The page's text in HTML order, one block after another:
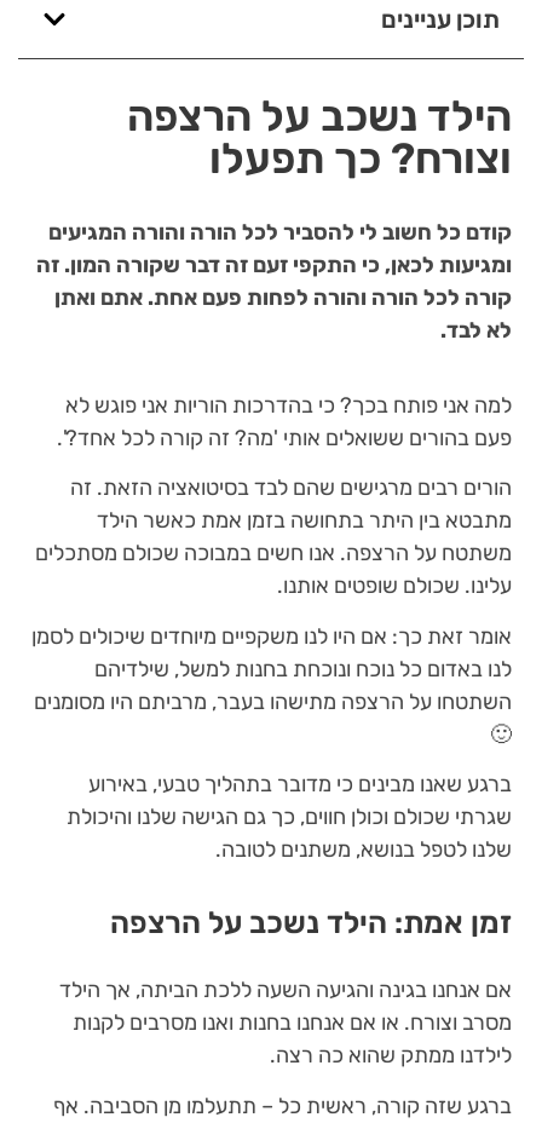
תוכן עניינים
הילד נשכב על הרצפה
וצורח? כך תפעלו
קודם כל חשוב לי להסביר לכל הורה והורה המגיעים
ומגיעות לכאן, כי התקפי זעם זה דבר שקורה המון. זה
קורה לכל הורה והורה לפחות פעם אחת. אתם ואתן
לא לבד.
למה אני פותח בכך? כי בהדרכות הוריות אני פוגש לא
פעם בהורים ששואלים אותי 'מה? זה קורה לכל אחד?'.
הורים רבים מרגישים שהם לבד בסיטואציה הזאת. זה
מתבטא בין היתר בתחושה בזמן אמת כאשר הילד
משתטח על הרצפה. אנו חשים במבוכה שכולם מסתכלים
עלינו. שכולם שופטים אותנו.
אומר זאת כך: אם היו לנו משקפיים מיוחדים שיכולים לסמן
לנו באדום כל נוכח ונוכחת בחנות למשל, שילדיהם
השתטחו על הרצפה מתישהו בעבר, מרביתם היו מסומנים
🙂
ברגע שאנו מבינים כי מדובר בתהליך טבעי, באירוע
שגרתי שכולם וכולן חווים, כך גם הגישה שלנו והיכולת
שלנו לטפל בנושא, משתנים לטובה.
זמן אמת: הילד נשכב על הרצפה
אם אנחנו בגינה והגיעה השעה ללכת הביתה, אך הילד
מסרב וצורח. או אם אנחנו בחנות ואנו מסרבים לקנות
לילדנו ממתק שהוא כה רצה.
ברגע שזה קורה, ראשית כל – תתעלמו מן הסביבה. אף